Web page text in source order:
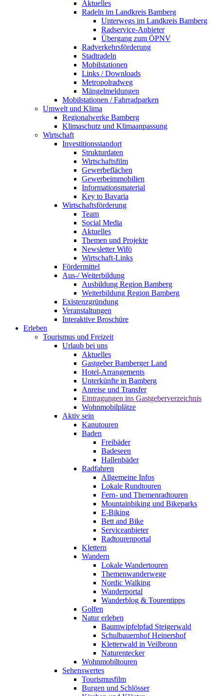
Aktuelles
Radeln im Landkreis Bamberg
Unterwegs im Landkreis Bamberg
Radservice-Anbieter
Übergang zum ÖPNV
Radverkehrsförderung
Stadtradeln
Mobilstationen
Links / Downloads
Metropolradweg
Mängelmeldungen
Mobilstationen / Fahrradparken
Umwelt und Klima
Regionalwerke Bamberg
Klimaschutz und Klimaanpassung
Wirtschaft
Investitionsstandort
Strukturdaten
Wirtschaftsfilm
Gewerbeflächen
Gewerbeimmobilien
Informationsmaterial
Key to Bavaria
Wirtschaftsförderung
Team
Social Media
Aktuelles
Themen und Projekte
Newsletter Wifö
Wirtschaft-Links
Fördermittel
Aus-/ Weiterbildung
Ausbildung Region Bamberg
Weiterbildung Region Bamberg
Existenzgründung
Veranstaltungen
Interaktive Broschüre
Erleben
Tourismus und Freizeit
Urlaub bei uns
Aktuelles
Gastgeber Bamberger Land
Hotel-Arrangements
Unterkünfte in Bamberg
Anreise und Transfer
Eintragungen ins Gastgeberverzeichnis
Wohnmobilplätze
Aktiv sein
Kanutouren
Baden
Freibäder
Badeseen
Hallenbäder
Radfahren
Allgemeine Infos
Lokale Rundtouren
Fern- und Themenradtouren
Mountainbiking und Bikeparks
E-Biking
Bett and Bike
Serviceanbieter
Radtourenportal
Klettern
Wandern
Lokale Wandertouren
Themenwanderwege
Nordic Walking
Wanderportal
Wanderblog & Tourentipps
Golfen
Natur erleben
Baumwipfelpfad Steigerwald
Schulbauernhof Heinershof
Kletterwald in Veilbronn
Naturentecker
Wohnmobiltouren
Sehenswertes
Tourismusfilm
Burgen und Schlösser